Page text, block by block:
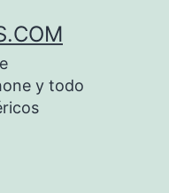
y todo